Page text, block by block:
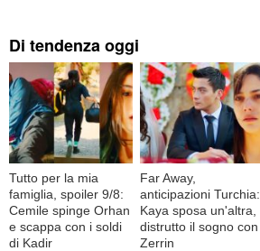
Di tendenza oggi
Tutto per la mia
famiglia, spoiler 9/8:
Cemile spinge Orhan
e scappa con i soldi
di Kadir
Far Away,
anticipazioni Turchia:
Kaya sposa un'altra,
distrutto il sogno con
Zerrin